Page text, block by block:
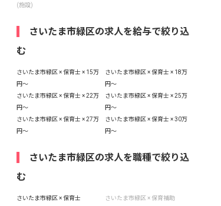
(施設)
さいたま市緑区の求人を給与で絞り込
む
さいたま市緑区 × 保育士 × 15万
円〜
さいたま市緑区 × 保育士 × 18万
円〜
さいたま市緑区 × 保育士 × 22万
円〜
さいたま市緑区 × 保育士 × 25万
円〜
さいたま市緑区 × 保育士 × 27万
円〜
さいたま市緑区 × 保育士 × 30万
円〜
さいたま市緑区の求人を職種で絞り込
む
さいたま市緑区 × 保育士
さいたま市緑区 × 保育補助